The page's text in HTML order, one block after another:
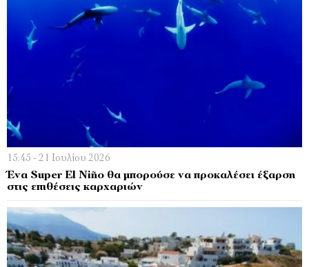
15:45 - 21 Ιουλίου 2026
Ένα Super El Niño θα μπορούσε να προκαλέσει έξαρση
στις επιθέσεις καρχαριών